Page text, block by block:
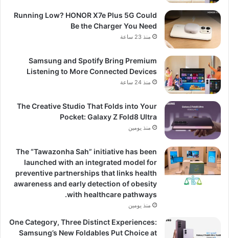
Running Low? HONOR X7e Plus 5G Could
Be the Charger You Need
منذ 23 ساعة
Samsung and Spotify Bring Premium
Listening to More Connected Devices
منذ 24 ساعة
The Creative Studio That Folds into Your
Pocket: Galaxy Z Fold8 Ultra
منذ يومين
The “Tawazonha Sah” initiative has been
launched with an integrated model for
preventive partnerships that links health
awareness and early detection of obesity
with healthcare pathways.
منذ يومين
One Category, Three Distinct Experiences:
Samsung’s New Foldables Put Choice at